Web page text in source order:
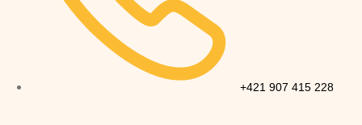
+421 907 415 228